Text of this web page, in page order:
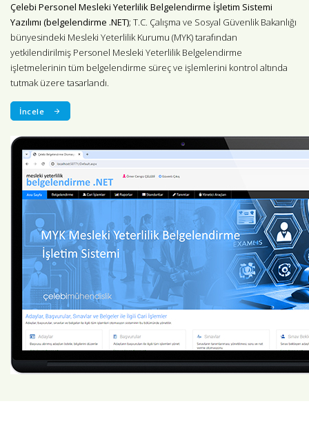
Çelebi Personel Mesleki Yeterlilik Belgelendirme İşletim Sistemi
Yazılımı (belgelendirme .NET); T.C. Çalışma ve Sosyal Güvenlik Bakanlığı
bünyesindeki Mesleki Yeterlilik Kurumu (MYK) tarafından
yetkilendirilmiş Personel Mesleki Yeterlilik Belgelendirme
işletmelerinin tüm belgelendirme süreç ve işlemlerini kontrol altında
tutmak üzere tasarlandı.
İncele